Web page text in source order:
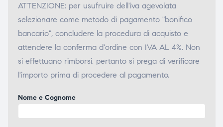
ATTENZIONE: per usufruire dell'iva agevolata
selezionare come metodo di pagamento "bonifico
bancario", concludere la procedura di acquisto e
attendere la conferma d'ordine con IVA AL 4%. Non
si effettuano rimborsi, pertanto si prega di verificare
l'importo prima di procedere al pagamento.
Nome e Cognome